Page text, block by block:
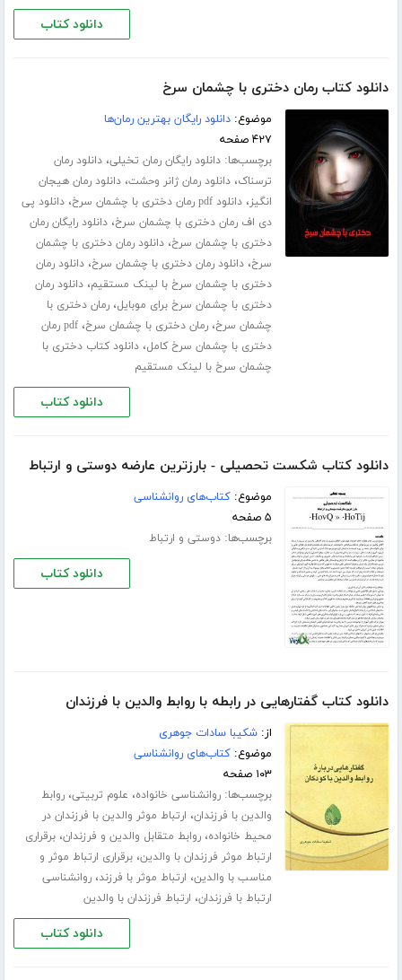
دانلود کتاب
دانلود کتاب رمان دختری با چشمان سرخ
موضوع:دانلود رایگان بهترین رمان‌ها
۴۲۷ صفحه
برچسب‌ها:دانلود رایگان رمان تخیلی،دانلود رمان
ترسناک،دانلود رمان ژانر وحشت،دانلود رمان هیجان
انگیز،دانلود pdf رمان دختری با چشمان سرخ ،دانلود پی
دی اف رمان دختری با چشمان سرخ،دانلود رایگان رمان
دختری با چشمان سرخ،دانلود رمان دختری با چشمان
سرخ،دانلود رمان دختری با چشمان سرخ،دانلود رمان
دختری با چشمان سرخ با لینک مستقیم،دانلود رمان
دختری با چشمان سرخ برای موبایل،رمان دختری با
چشمان سرخ،رمان دختری با چشمان سرخ،
pdf رمان
دختری با چشمان سرخ کامل،دانلود کتاب دختری با
چشمان سرخ با لینک مستقیم
دانلود کتاب
دانلود کتاب شکست تحصیلی - بارزترین عارضه دوستی و ارتباط
موضوع:کتاب‌های روانشناسی
۵ صفحه
برچسب‌ها:دوستی و ارتباط
دانلود کتاب
دانلود کتاب گفتارهایی در رابطه با روابط والدین با فرزندان
از:شکیبا سادات جوهری
موضوع:کتاب‌های روانشناسی
۱۰۳ صفحه
برچسب‌ها:روانشناسی خانواده، علوم تربیتی،روابط
والدین با فرزندان، ارتباط موثر والدین با فرزندان در
محیط خانواده،روابط متقابل والدین و فرزندان،برقراری
ارتباط موثر فرزندان با والدین،برقراری ارتباط موثر و
مناسب با والدین، ارتباط موثر با فرزند،روانشناسی
ارتباط با فرزندان، ارتباط فرزندان با والدین
دانلود کتاب